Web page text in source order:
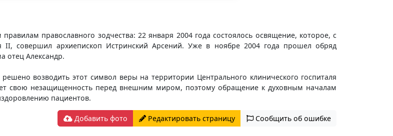
православного зодчества: 22 января 2004 года состоялось освящение, которое, с
II, совершил архиепископ Истринский Арсений. Уже в ноябре 2004 года прошел обряд
отец Александр.
возводить этот символ веры на территории Центрального клинического госпиталя
свою незащищенность перед внешним миром, поэтому обращение к духовным началам
пациентов.
Добавить фото Редактировать страницу Сообщить об ошибке